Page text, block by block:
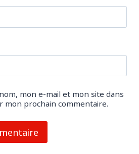
mon e-mail et mon site dans
mon prochain commentaire.